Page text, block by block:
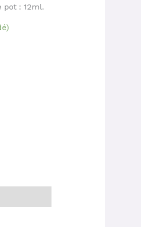
pot : 12ml.